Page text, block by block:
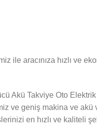
ile aracınıza hızlı ve
Akü Takviye Oto
ve geniş makina ve akü
en hızlı ve kaliteli